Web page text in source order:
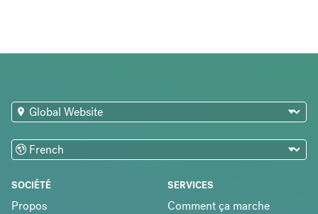
SOCIÉTÉ
Propos
SERVICES
Comment ça marche